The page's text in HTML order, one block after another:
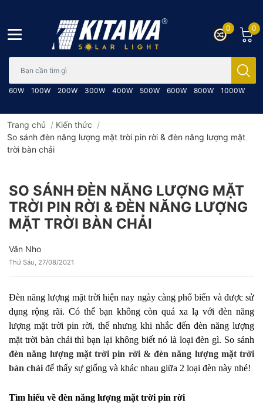
60W 100W 200W 300W 400W 500W 600W 800W 1000W
0
0
Trang chủ / Kiến thức /
So sánh đèn năng lượng mặt trời pin rời & đèn năng lượng mặt
trời bàn chải
SO SÁNH ĐÈN NĂNG LƯỢNG MẶT
TRỜI PIN RỜI & ĐÈN NĂNG LƯỢNG
MẶT TRỜI BÀN CHẢI
Văn Nho
Thứ Sáu, 27/08/2021
Đèn năng lượng mặt trời hiện nay ngày càng phổ biến và được sử
dụng rộng rãi. Có thể bạn không còn quá xa lạ với đèn năng
lượng mặt trời pin rời, thế nhưng khi nhắc đến đèn năng lượng
mặt trời bàn chải thì bạn lại không biết nó là loại đèn gì. So sánh
đèn năng lượng mặt trời pin rời & đèn năng lượng mặt trời
bàn chải để thấy sự giống và khác nhau giữa 2 loại đèn này nhé!
Tìm hiểu về đèn năng lượng mặt trời pin rời